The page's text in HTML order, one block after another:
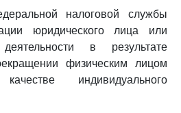
налоговой службы
юридического лица или
в результате
физическим лицом
индивидуального